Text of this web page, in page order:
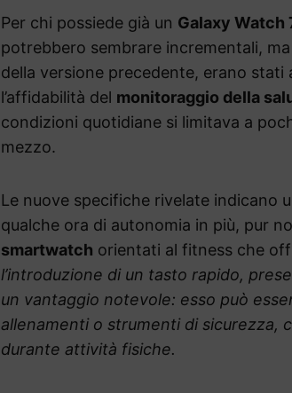
Per chi possiede già un Galaxy Watch
potrebbero sembrare incrementali,
della versione precedente, erano stati
l’affidabilità del monitoraggio della
condizioni quotidiane si limitava a
mezzo.
Le nuove specifiche rivelate indicano
qualche ora di autonomia in più, pur
smartwatch orientati al fitness che
l’introduzione di un tasto rapido,
un vantaggio notevole: esso può
allenamenti o strumenti di sicurezza,
durante attività fisiche.